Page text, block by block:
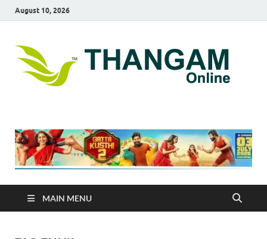
August 10, 2026
MAIN MENU